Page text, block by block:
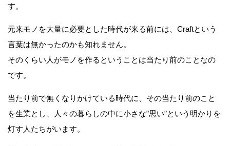
す。
元来モノを大量に必要とした時代が来る前には、Craftという
言葉は無かったのかも知れません。
そのくらい人がモノを作るということは当たり前のことなの
です。
当たり前で無くなりかけている時代に、その当たり前のこと
を生業とし、人々の暮らしの中に小さな”思い”という明かりを
灯す人たちがいます。